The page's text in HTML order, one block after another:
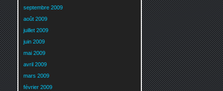
septembre 2009
août 2009
juillet 2009
juin 2009
mai 2009
avril 2009
mars 2009
février 2009